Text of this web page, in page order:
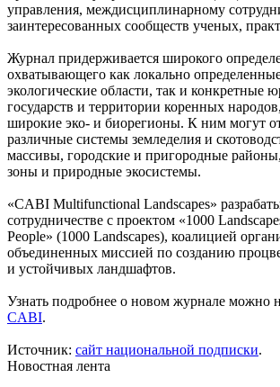
управления, междисциплинарному
заинтересованных сообществ ученых,
Журнал придерживается широкого
охватывающего как локально
экологические области, так и конкретные
государств и территории коренных
широкие эко- и биорегионы. К ним могут
различные системы земледелия и
массивы, городские и пригородные
зоны и природные экосистемы.
«CABI Multifunctional Landscapes»
сотрудничестве с проектом «1000
People» (1000 Landscapes), коалицией
объединенных миссией по созданию
и устойчивых ландшафтов.
Узнать подробнее о новом журнале можно
CABI.
Источник: сайт национальной подписки.
Новостная лента